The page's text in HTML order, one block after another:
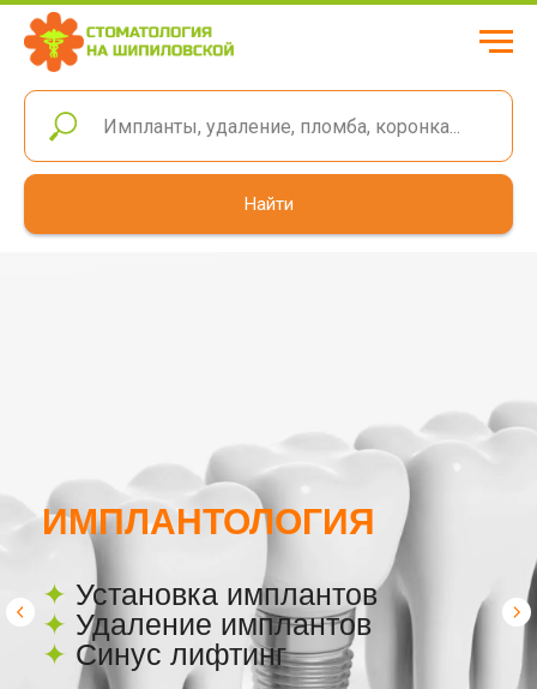
Найти
ИМПЛАНТОЛОГИЯ
✦ Установка имплантов
✦ Удаление имплантов
✦ Синус лифтинг